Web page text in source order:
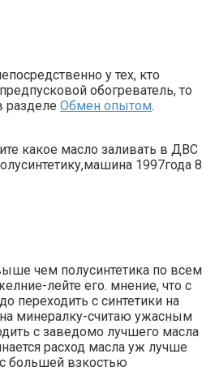
у тех, кто
обогреватель, то
разделе Обмен опытом.
какое масло заливать в ДВС
1997года 8
чем полусинтетика по всем
лейте его. мнение, что с
переходить с синтетики на
на минералку-считаю ужасным
с заведомо лучшего масла
расход масла уж лучше
с большей взкостью